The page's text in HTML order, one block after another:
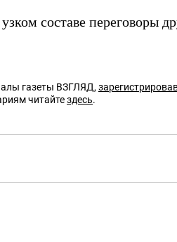
составе переговоры
газеты ВЗГЛЯД,
читайтездесь.